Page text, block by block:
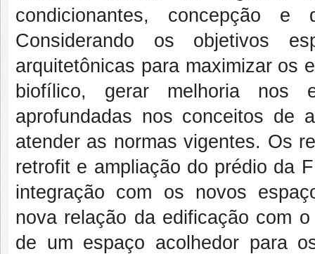
condicionantes, concepção e
Considerando os objetivos
arquitetônicas para maximizar os
biofílico, gerar melhoria nos
aprofundadas nos conceitos de
atender as normas vigentes. Os
retrofit e ampliação do prédio da
integração com os novos
nova relação da edificação com
de um espaço acolhedor para